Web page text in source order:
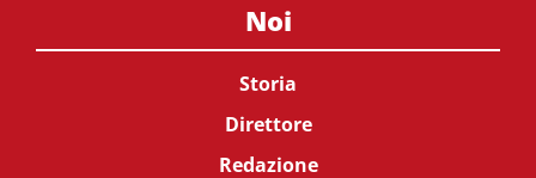
Noi
Storia
Direttore
Redazione